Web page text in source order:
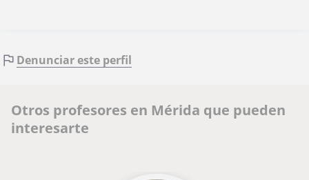
Denunciar este perfil
Otros profesores en Mérida que pueden
interesarte